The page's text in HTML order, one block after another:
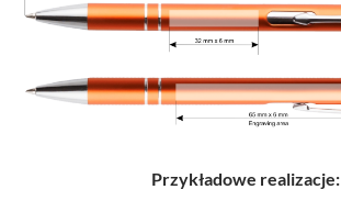
Przykładowe realizacje: